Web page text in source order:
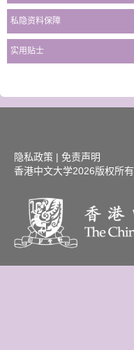
私隐资料保障
实用贴士
隐私政策 | 免责声明
香港中文大学2026版权所有